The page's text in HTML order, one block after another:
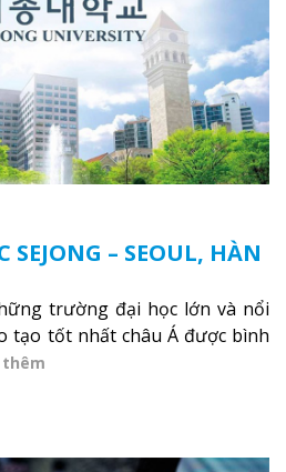
– SEOUL, HÀN
trường đại học lớn và nổi
tạo tốt nhất châu Á được bình
thêm